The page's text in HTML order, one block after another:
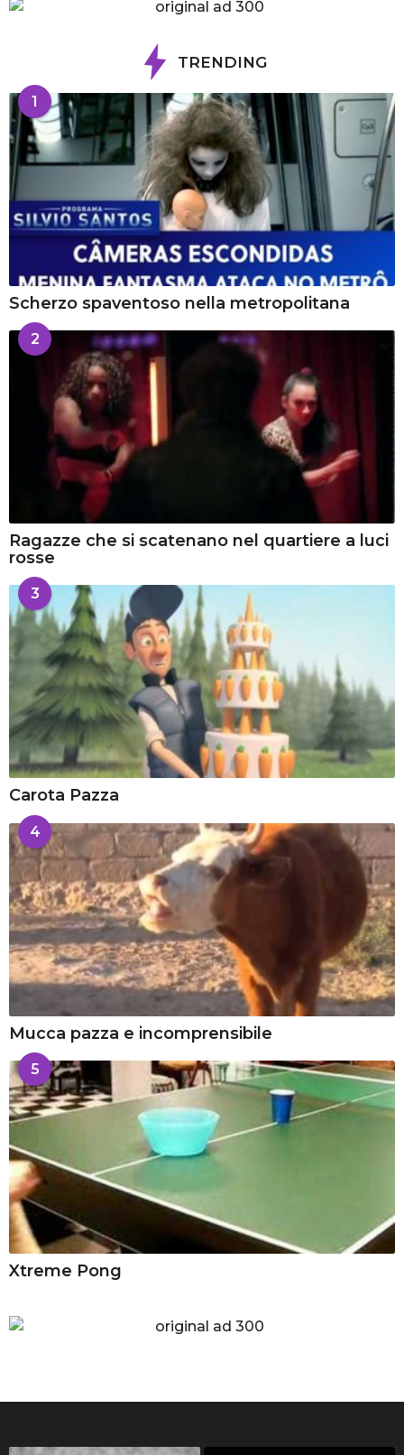
TRENDING
1
Scherzo spaventoso nella metropolitana
2
Ragazze che si scatenano nel quartiere a luci
rosse
3
Carota Pazza
4
Mucca pazza e incomprensibile
5
Xtreme Pong